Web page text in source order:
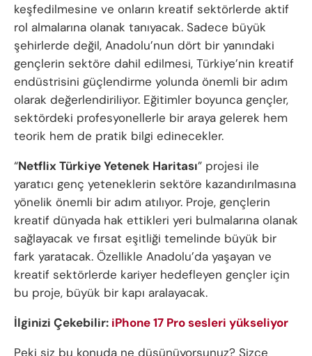
keşfedilmesine ve onların kreatif sektörlerde aktif
rol almalarına olanak tanıyacak. Sadece büyük
şehirlerde değil, Anadolu’nun dört bir yanındaki
gençlerin sektöre dahil edilmesi, Türkiye’nin kreatif
endüstrisini güçlendirme yolunda önemli bir adım
olarak değerlendiriliyor. Eğitimler boyunca gençler,
sektördeki profesyonellerle bir araya gelerek hem
teorik hem de pratik bilgi edinecekler.
“Netflix Türkiye Yetenek Haritası” projesi ile
yaratıcı genç yeteneklerin sektöre kazandırılmasına
yönelik önemli bir adım atılıyor. Proje, gençlerin
kreatif dünyada hak ettikleri yeri bulmalarına olanak
sağlayacak ve fırsat eşitliği temelinde büyük bir
fark yaratacak. Özellikle Anadolu’da yaşayan ve
kreatif sektörlerde kariyer hedefleyen gençler için
bu proje, büyük bir kapı aralayacak.
İlginizi Çekebilir: iPhone 17 Pro sesleri yükseliyor
Peki siz bu konuda ne düşünüyorsunuz? Sizce